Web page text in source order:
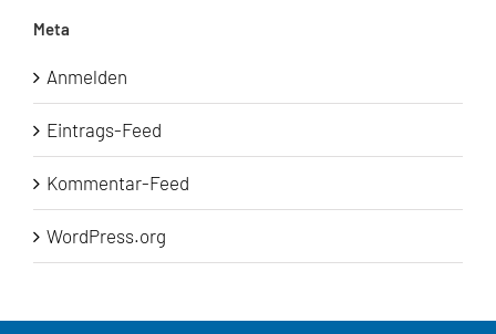
Meta
Anmelden
Eintrags-Feed
Kommentar-Feed
WordPress.org